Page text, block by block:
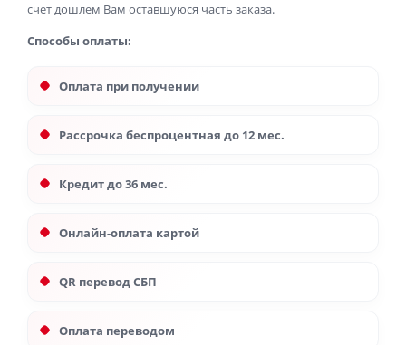
счет дошлем Вам оставшуюся часть заказа.
Способы оплаты:
Оплата при получении
Рассрочка беспроцентная до 12 мес.
Кредит до 36 мес.
Онлайн-оплата картой
QR перевод СБП
Оплата переводом